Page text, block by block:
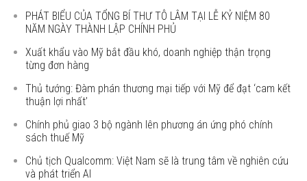
PHÁT BIỂU CỦA TỔNG BÍ THƯ TÔ LÂM TẠI LỄ KỶ NIỆM 80
NĂM NGÀY THÀNH LẬP CHÍNH PHỦ
Xuất khẩu vào Mỹ bắt đầu khó, doanh nghiệp thận trọng
từng đơn hàng
Thủ tướng: Đàm phán thương mại tiếp với Mỹ để đạt ‘cam kết
thuận lợi nhất’
Chính phủ giao 3 bộ ngành lên phương án ứng phó chính
sách thuế Mỹ
Chủ tịch Qualcomm: Việt Nam sẽ là trung tâm về nghiên cứu
và phát triển AI